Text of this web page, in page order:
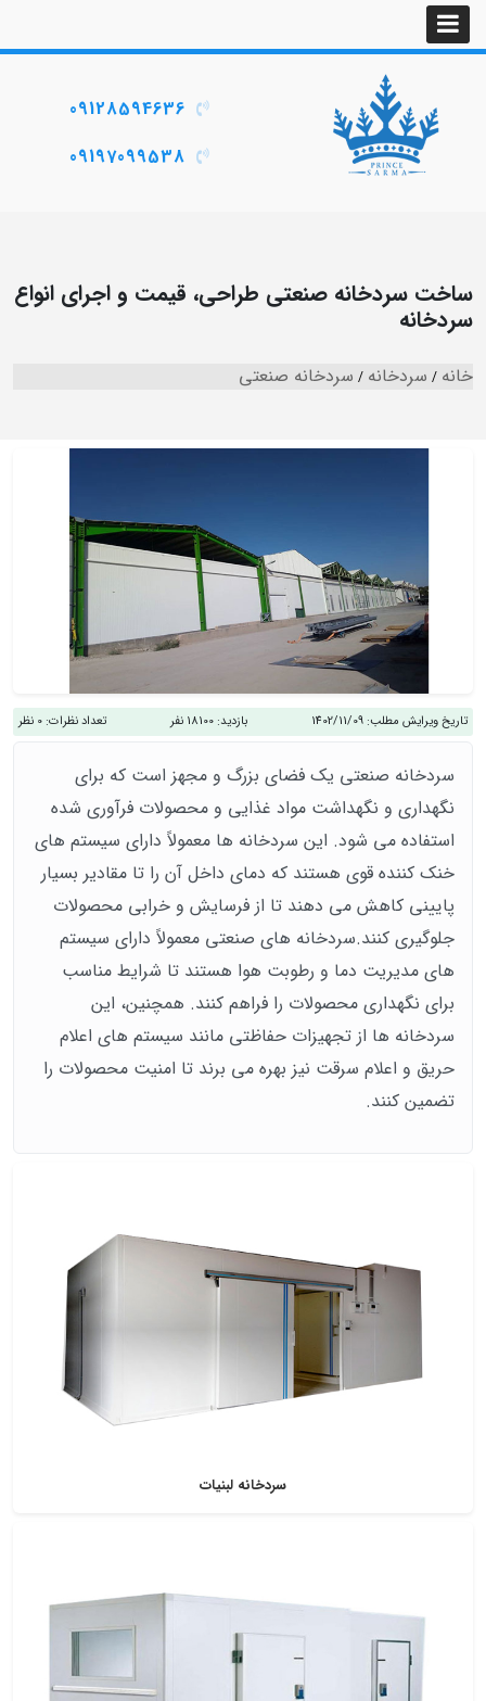
09128594636
09197099538
ساخت سردخانه صنعتی طراحی، قیمت و اجرای انواع
سردخانه
خانه سردخانه سردخانه صنعتی
تاریخ ویرایش مطلب: 1402/11/09 بازدید: 18100 نفر تعداد نظرات: 0 نظر
سردخانه صنعتی یک فضای بزرگ و مجهز است که برای
نگهداری و نگهداشت مواد غذایی و محصولات فرآوری شده
استفاده می شود. این سردخانه ها معمولاً دارای سیستم های
خنک کننده قوی هستند که دمای داخل آن را تا مقادیر بسیار
پایینی کاهش می دهند تا از فرسایش و خرابی محصولات
جلوگیری کنند.سردخانه های صنعتی معمولاً دارای سیستم
های مدیریت دما و رطوبت هوا هستند تا شرایط مناسب
برای نگهداری محصولات را فراهم کنند. همچنین، این
سردخانه ها از تجهیزات حفاظتی مانند سیستم های اعلام
حریق و اعلام سرقت نیز بهره می برند تا امنیت محصولات را
تضمین کنند.
سردخانه لبنیات